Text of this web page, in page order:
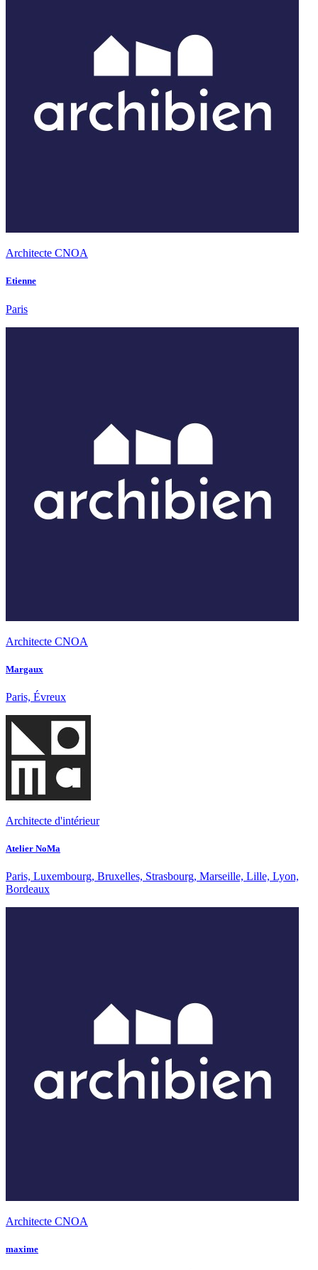
Architecte CNOA
Etienne
Paris
Architecte CNOA
Margaux
Paris, Évreux
Architecte d'intérieur
Atelier NoMa
Paris, Luxembourg, Bruxelles, Strasbourg, Marseille, Lille, Lyon,
Bordeaux
Architecte CNOA
maxime